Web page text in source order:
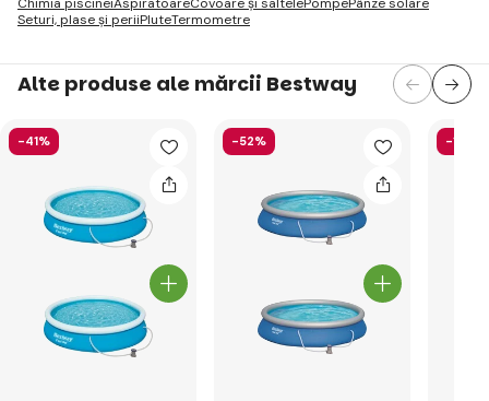
Seturi, plase și periiPluteTermometre
Alte produse ale mărcii Bestway
-41% -52% -15%